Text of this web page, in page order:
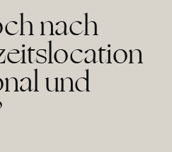
nach
und